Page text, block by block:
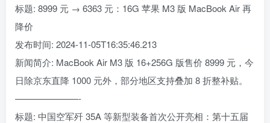
标题: 8999 元 → 6363 元：16G 苹果 M3 版 MacBook Air 再
降价
发布时间: 2024-11-05T16:35:46.213
新闻简介: MacBook Air M3 版 16+256G 版售价 8999 元，今
日除京东直降 1000 元外，部分地区支持叠加 8 折整补贴。
———————-
标题: 中国空军歼 35A 等新型装备首次公开亮相：第十五届